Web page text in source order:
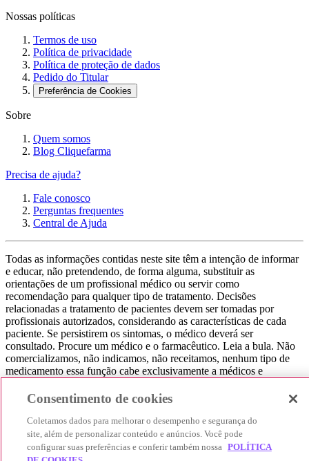
Nossas políticas
Termos de uso
Política de privacidade
Política de proteção de dados
Pedido do Titular
Preferência de Cookies
Sobre
Quem somos
Blog Cliquefarma
Precisa de ajuda?
Fale conosco
Perguntas frequentes
Central de Ajuda
Todas as informações contidas neste site têm a intenção de informar
e educar, não pretendendo, de forma alguma, substituir as
orientações de um profissional médico ou servir como
recomendação para qualquer tipo de tratamento. Decisões
relacionadas a tratamento de pacientes devem ser tomadas por
profissionais autorizados, considerando as características de cada
paciente. Se persistirem os sintomas, o médico deverá ser
consultado. Procure um médico e o farmacêutico. Leia a bula. Não
comercializamos, não indicamos, não receitamos, nenhum tipo de
medicamento essa função cabe exclusivamente a médicos e
consultar seu médico. Não somos uma loja ou marketplace, ou seja,
que você encontre o preço mais barato, comparando os preços de
produtos farmacêuticos. Contribuímos e damos auxílio para que sua
experiência seja bem-sucedida, mas a finalização da compra
acontece nos sites das nossas lojas parceiras.
Consentimento de cookies
Coletamos dados para melhorar o desempenho e segurança do
site, além de personalizar conteúdo e anúncios. Você pode
configurar suas preferências e conferir também nossa POLÍTICA